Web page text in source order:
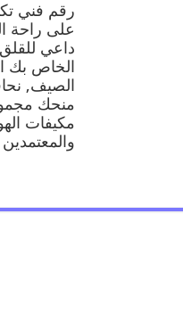
رقم فني
على راحة
داعي
الخاص بك
الصيف,
منحك
مكيفات